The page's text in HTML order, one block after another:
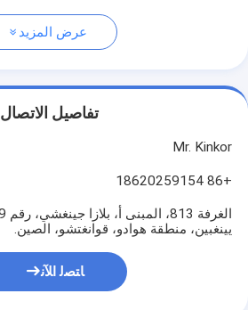
عرض المزيد
تفاصيل الاتصال
Mr. Kinkor
+86 18620259154
يينغبين، منطقة هوادو، قوانغتشو، الصين.
ﺎﺘﺼﻟ ﺍﻶﻧ